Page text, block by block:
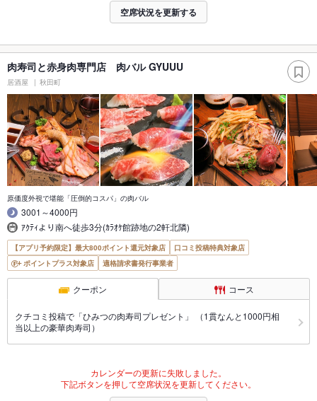
空席状況を更新する
肉寿司と赤身肉専門店 肉バル GYUUU
居酒屋 秋田町
原価度外視で堪能「圧倒的コスパ」の肉バル
3001～4000円
ｱｸﾃｨより南へ徒歩3分(ｶﾗｵｹ館跡地の2軒北隣)
【アプリ予約限定】最大800ポイント還元対象店
口コミ投稿特典対象店
ポイントプラス対象店
適格請求書発行事業者
クーポン コース
クチコミ投稿で「ひみつの肉寿司プレゼント」 （1貫なんと1000円相
当以上の豪華肉寿司）
カレンダーの更新に失敗しました。
下記ボタンを押して空席状況を更新してください。